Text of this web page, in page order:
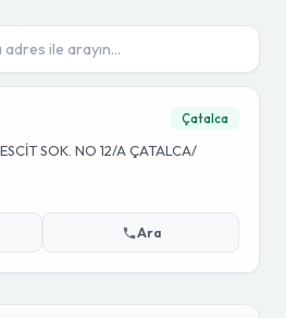
Çatalca
SOK. NO 12/A ÇATALCA/
Ara